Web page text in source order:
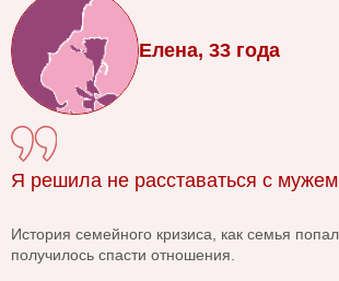
Елена, 33 года
Я решила не расставаться с мужем
История семейного кризиса, как семья
получилось спасти отношения.